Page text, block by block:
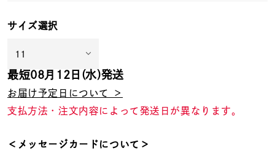
在庫
サイズ選択
最短08月12日(水)発送
お届け予定日について ＞
支払方法・注文内容によって発送日が異なります。
＜メッセージカードについて＞